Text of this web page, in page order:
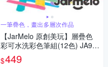
一筆疊色，畫出多層次作品
【JarMelo 原創美玩】層疊色
彩可水洗彩色筆組(12色) JA99
674
$449